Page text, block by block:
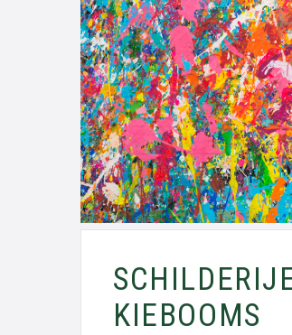
KIEBOOMS